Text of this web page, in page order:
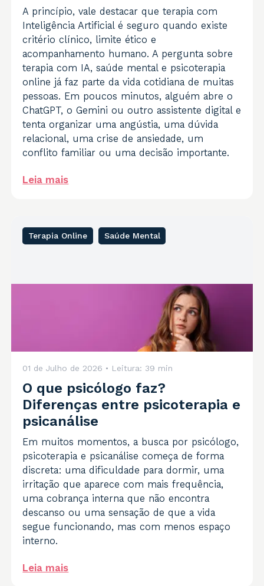
A princípio, vale destacar que terapia com
Inteligência Artificial é seguro quando existe
critério clínico, limite ético e
acompanhamento humano. A pergunta sobre
terapia com IA, saúde mental e psicoterapia
online já faz parte da vida cotidiana de muitas
pessoas. Em poucos minutos, alguém abre o
ChatGPT, o Gemini ou outro assistente digital e
tenta organizar uma angústia, uma dúvida
relacional, uma crise de ansiedade, um
conflito familiar ou uma decisão importante.
Leia mais
Terapia Online Saúde Mental
01 de Julho de 2026 • Leitura: 39 min
O que psicólogo faz?
Diferenças entre psicoterapia e
psicanálise
Em muitos momentos, a busca por psicólogo,
psicoterapia e psicanálise começa de forma
discreta: uma dificuldade para dormir, uma
irritação que aparece com mais frequência,
uma cobrança interna que não encontra
descanso ou uma sensação de que a vida
segue funcionando, mas com menos espaço
interno.
Leia mais